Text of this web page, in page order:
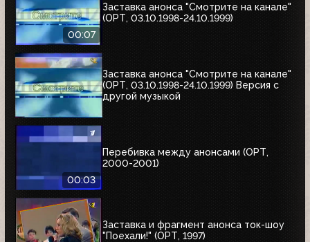
00:07
Заставка анонса "Смотрите на канале"
(ОРТ, 03.10.1998-24.10.1999)
Заставка анонса "Смотрите на канале"
(ОРТ, 03.10.1998-24.10.1999) Версия с
другой музыкой
00:03
Перебивка между анонсами (ОРТ,
2000-2001)
Заставка и фрагмент анонса ток-шоу
"Поехали!" (ОРТ, 1997)